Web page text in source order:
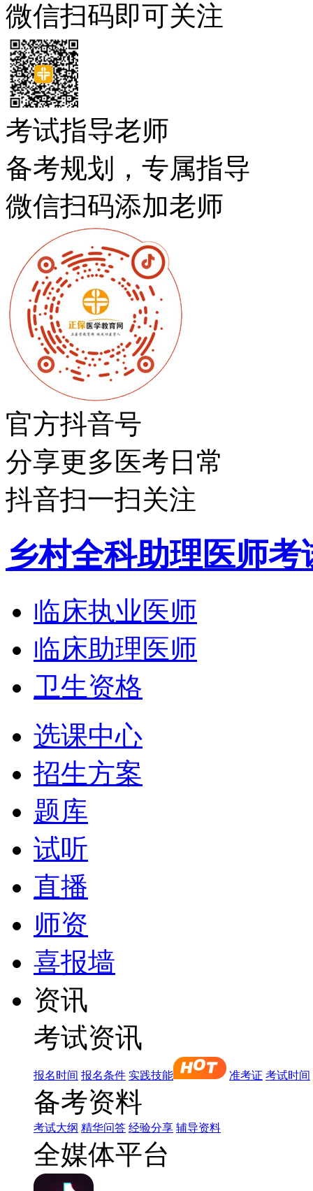
微信扫码即可关注
考试指导老师
备考规划，专属指导
微信扫码添加老师
官方抖音号
分享更多医考日常
抖音扫一扫关注
乡村全科助理医师考
临床执业医师
临床助理医师
卫生资格
选课中心
招生方案
题库
试听
直播
师资
喜报墙
资讯
考试资讯
报名时间 报名条件 实践技能 准考证 考试时间
备考资料
考试大纲 精华问答 经验分享 辅导资料
全媒体平台